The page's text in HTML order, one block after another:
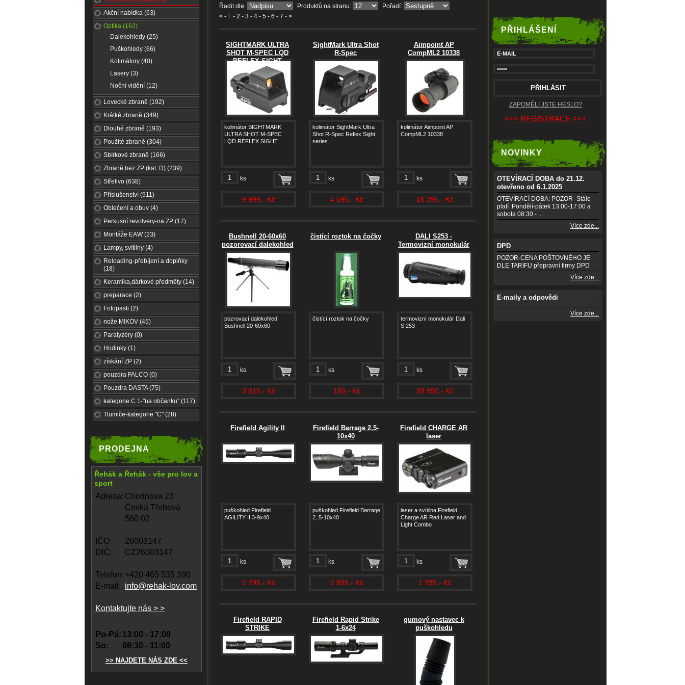
Akční nabídka (63)
Optika (162)
Dalekohledy (25)
Puškohledy (66)
Kolimátory (40)
Lasery (3)
Noční vidění (12)
Lovecké zbraně (192)
Krátké zbraně (349)
Dlouhé zbraně (193)
Použité zbraně (304)
Sbírkové zbraně (166)
Zbraně bez ZP (kat. D) (239)
Střelivo (638)
Příslušenství (911)
Oblečení a obuv (4)
Perkusní revolvery-na ZP (17)
Montáže EAW (23)
Lampy, svítilny (4)
Reloading-přebíjení a doplňky
(18)
Keramika,dárkové předměty (14)
preparace (2)
Fotopasti (2)
nože MIKOV (45)
Paralyzéry (0)
Hodinky (1)
získání ZP (2)
pouzdra FALCO (0)
Pouzdra DASTA (75)
kategorie C 1-"na občanku" (117)
Tlumiče-kategorie "C" (28)
PRODEJNA
Řehák a Řehák - vše pro lov a
sport
Adresa: Chorinova 23
Česká Třebová
560 02
IČO:
26003147
DIČ:
CZ26003147
Telefon: +420 465 535 390
E-mail: info@rehak-lov.com
Kontaktujte nás > >
Po-Pá: 13:00 - 17:00
So:
08:30 - 11:00
>> NAJDETE NÁS ZDE <<
Řadit dle: Produktů na stranu:
Pořadí:
< - 1 - 2 - 3 - 4 - 5 - 6 - 7 - >
SIGHTMARK ULTRA
SHOT M-SPEC LQD
REFLEX SIGHT
kolimátor SIGHTMARK
ULTRA SHOT M-SPEC
LQD REFLEX SIGHT
ks
9 999,- Kč
SightMark Ultra Shot
R-Spec
kolimátor SightMark Ultra
Shot R-Spec Reflex Sight
series
ks
4 595,- Kč
Aimpoint AP
CompML2 10338
kolimátor Aimpoint AP
CompML2 10338
ks
16 395,- Kč
Bushnell 20-60x60
pozorovací dalekohled
pozrovací dalekohled
Bushnell 20-60x60
ks
3 810,- Kč
čistící roztok na čočky
čistící roztok na čočky
ks
180,- Kč
DALI S253 -
Termovizní monokulár
termovizní monokulár Dali
S 253
ks
39 990,- Kč
Firefield Agility II
puškohled Firefield
AGILITY II 3-9x40
ks
2 795,- Kč
Firefield Barrage 2,5-
10x40
puškohled Firefield Barrage
2, 5-10x40
ks
2 895,- Kč
Firefield CHARGE AR
laser
laser a svítilna Firefield
Charge AR Red Laser and
Light Combo
ks
1 795,- Kč
Firefield RAPID
STRIKE
Firefield Rapid Strike
1-6x24
gumový nastavec k
puškohledu
PŘIHLÁŠENÍ
ZAPOMĚLI JSTE HESLO?
>>> REGISTRACE <<<
NOVINKY
OTEVÍRACÍ DOBA do 21.12.
otevřeno od 6.1.2025
OTEVÍRACÍ DOBA: POZOR -Stále
platí :Pondělí-pátek 13:00-17:00 a
sobota 08:30 - ...
Více zde...
DPD
POZOR-CENA POŠTOVNÉHO JE
DLE TARIFU přepravní firmy DPD
Více zde...
E-maily a odpovědi
Více zde...